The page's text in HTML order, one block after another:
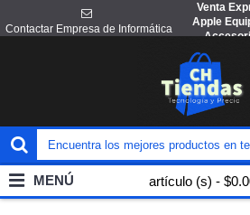
Contactar Empresa de Informática
Venta
Apple
artículo (s) -
MENÚ